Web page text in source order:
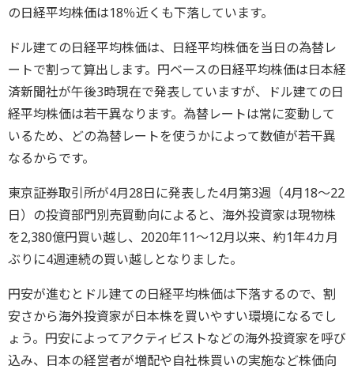
の日経平均株価は18％近くも下落しています。
ドル建ての日経平均株価は、日経平均株価を当日の為替レ
ートで割って算出します。円ベースの日経平均株価は日本経
済新聞社が午後3時現在で発表していますが、ドル建ての日
経平均株価は若干異なります。為替レートは常に変動して
いるため、どの為替レートを使うかによって数値が若干異
なるからです。
東京証券取引所が4月28日に発表した4月第3週（4月18～22
日）の投資部門別売買動向によると、海外投資家は現物株
を2,380億円買い越し、2020年11～12月以来、約1年4カ月
ぶりに4週連続の買い越しとなりました。
円安が進むとドル建ての日経平均株価は下落するので、割
安さから海外投資家が日本株を買いやすい環境になるでし
ょう。円安によってアクティビストなどの海外投資家を呼び
込み、日本の経営者が増配や自社株買いの実施など株価向